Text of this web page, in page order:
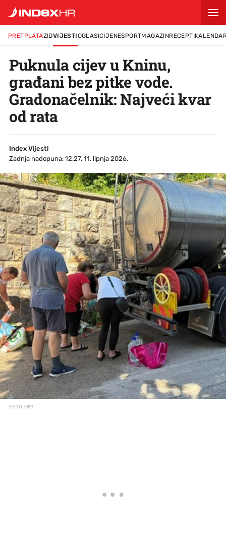
PRETPLATAZIDVIJESTIOGLASICIJENESPORTMAGAZINRECEPTI
Puknula cijev u Kninu,
građani bez pitke vode.
Gradonačelnik: Najveći kvar
od rata
Index Vijesti
Zadnja nadopuna: 12:27, 11. lipnja 2026.
FOTO: HRT